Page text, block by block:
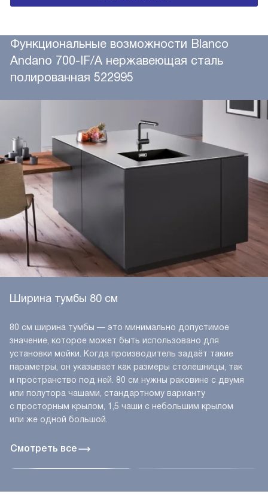
Функциональные возможности Blanco
Andano 700-IF/A нержавеющая сталь
полированная 522995
Смотреть все
Ширина тумбы 80 см
80 см ширина тумбы — это минимально допустимое
значение, которое может быть использовано для
установки мойки. Когда производитель задаёт такие
параметры, он указывает как размеры столешницы, так
и пространство под ней. 80 см нужны раковине с двумя
или полутора чашами, стандартному варианту
с просторным крылом, 1,5 чаши с небольшим крылом
или же одной большой.